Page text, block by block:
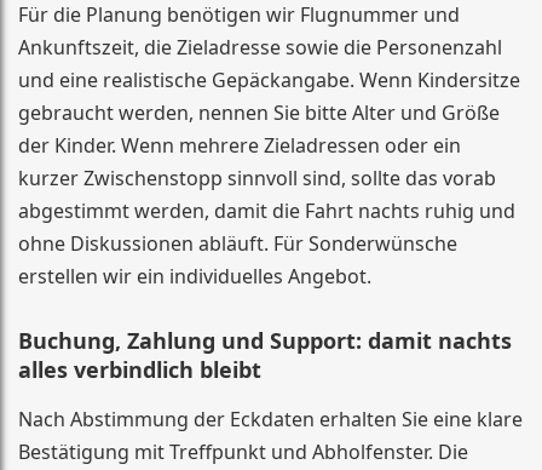
Für die Planung benötigen wir Flugnummer und
Ankunftszeit, die Zieladresse sowie die Personenzahl
und eine realistische Gepäckangabe. Wenn Kindersitze
gebraucht werden, nennen Sie bitte Alter und Größe
der Kinder. Wenn mehrere Zieladressen oder ein
kurzer Zwischenstopp sinnvoll sind, sollte das vorab
abgestimmt werden, damit die Fahrt nachts ruhig und
ohne Diskussionen abläuft. Für Sonderwünsche
erstellen wir ein individuelles Angebot.
Buchung, Zahlung und Support: damit nachts
alles verbindlich bleibt
Nach Abstimmung der Eckdaten erhalten Sie eine klare
Bestätigung mit Treffpunkt und Abholfenster. Die